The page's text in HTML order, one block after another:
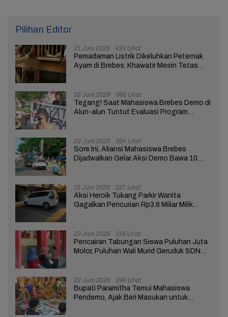
Pilihan Editor
21 Juni 2026 433 Lihat
Pemadaman Listrik Dikeluhkan Peternak
Ayam di Brebes, Khawatir Mesin Tetas
22 Juni 2026 368 Lihat
Tegang! Saat Mahasiswa Brebes Demo di
Alun-alun Tuntut Evaluasi Program
22 Juni 2026 364 Lihat
Sore Ini, Aliansi Mahasiswa Brebes
Dijadwalkan Gelar Aksi Demo Bawa 10
15 Juni 2026 327 Lihat
Aksi Heroik Tukang Parkir Wanita
Gagalkan Pencurian Rp3,6 Miliar Milik
23 Juni 2026 319 Lihat
Pencairan Tabungan Siswa Puluhan Juta
Molor, Puluhan Wali Murid Geruduk SDN
22 Juni 2026 294 Lihat
Bupati Paramitha Temui Mahasiswa
Pendemo, Ajak Beri Masukan untuk